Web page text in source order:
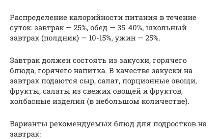
Распределение калорийности питания в течение
суток: завтрак — 25%, обед — 35-40%, школьный
завтрак (полдник) — 10-15%, ужин — 25%.
Завтрак должен состоять из закуски, горячего
блюда, горячего напитка. В качестве закуски на
завтрак подаются сыр, салат, порционные овощи,
фрукты, салаты из свежих овощей и фруктов,
колбасные изделия (в небольшом количестве).
Варианты рекомендуемых блюд для подростков на
завтрак: